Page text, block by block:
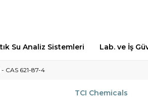
Su Analiz Sistemleri Lab. ve İş
CAS 621-87-4
TCI Chemicals